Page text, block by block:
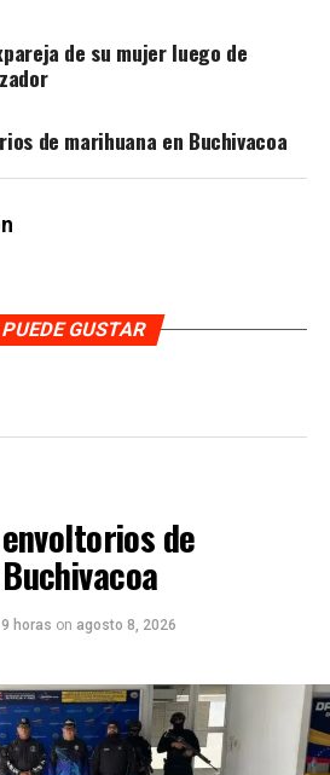
de su mujer luego de
de marihuana en Buchivacoa
GUSTAR
de
horas on agosto 8, 2026